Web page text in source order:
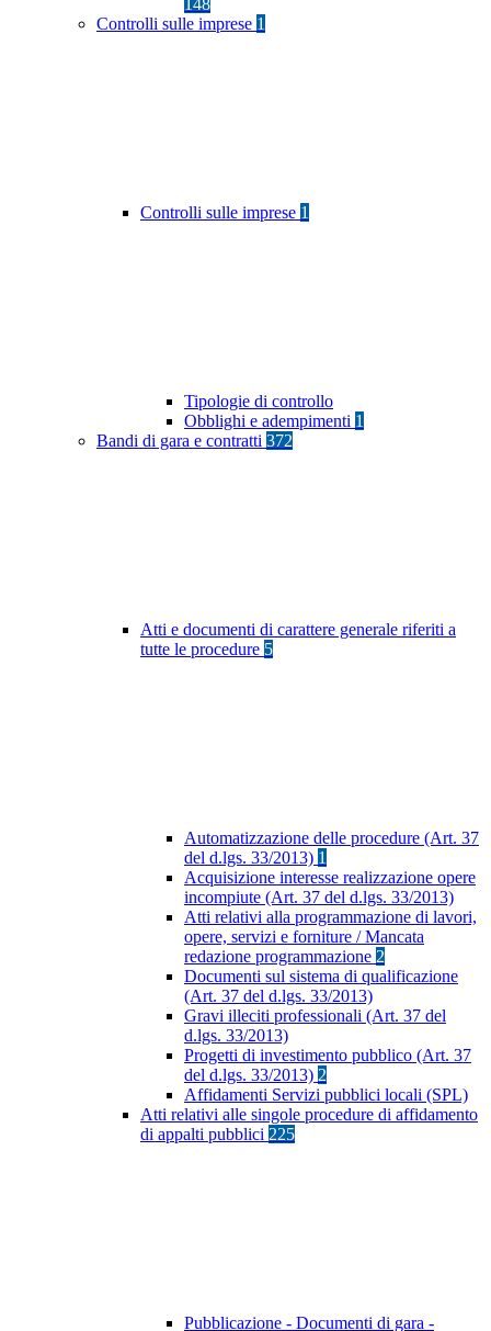
148
Controlli sulle imprese 1
Controlli sulle imprese 1
Tipologie di controllo
Obblighi e adempimenti 1
Bandi di gara e contratti 372
Atti e documenti di carattere generale riferiti a
tutte le procedure 5
Automatizzazione delle procedure (Art. 37
del d.lgs. 33/2013) 1
Acquisizione interesse realizzazione opere
incompiute (Art. 37 del d.lgs. 33/2013)
Atti relativi alla programmazione di lavori,
opere, servizi e forniture / Mancata
redazione programmazione 2
Documenti sul sistema di qualificazione
(Art. 37 del d.lgs. 33/2013)
Gravi illeciti professionali (Art. 37 del
d.lgs. 33/2013)
Progetti di investimento pubblico (Art. 37
del d.lgs. 33/2013) 2
Affidamenti Servizi pubblici locali (SPL)
Atti relativi alle singole procedure di affidamento
di appalti pubblici 225
Pubblicazione - Documenti di gara -